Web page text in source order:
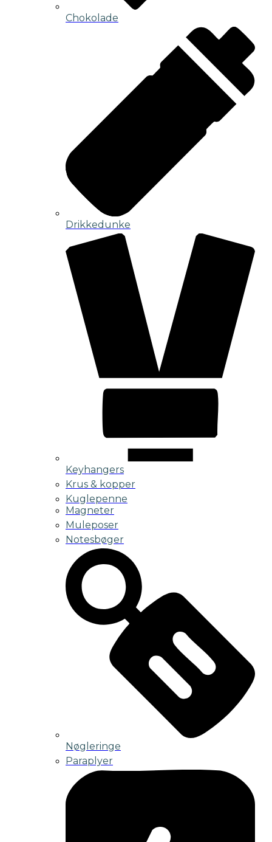
Chokolade
Drikkedunke
Keyhangers
Krus & kopper
Kuglepenne
Magneter
Muleposer
Notesbøger
Nøgleringe
Paraplyer